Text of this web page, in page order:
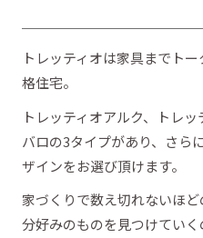
トレッティオは家具までト
格住宅。
トレッティオアルク、トレ
バロの3タイプがあり、さら
ザインをお選び頂けます。
家づくりで数え切れないほ
分好みのものを見つけてい